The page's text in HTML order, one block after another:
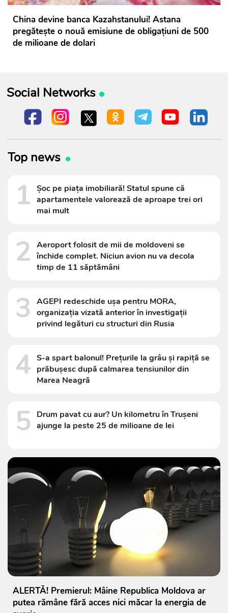
China devine banca Kazahstanului! Astana
pregătește o nouă emisiune de obligațiuni de 500
de milioane de dolari
Social Networks
Top news
1 Șoc pe piața imobiliară! Statul spune că
apartamentele valorează de aproape trei ori
mai mult
2 Aeroport folosit de mii de moldoveni se
închide complet. Niciun avion nu va decola
timp de 11 săptămâni
3
AGEPI redeschide ușa pentru MORA,
organizația vizată anterior în investigații
privind legături cu structuri din Rusia
4 S-a spart balonul! Prețurile la grâu și rapiță se
prăbușesc după calmarea tensiunilor din
Marea Neagră
5 Drum pavat cu aur? Un kilometru în Trușeni
ajunge la peste 25 de milioane de lei
ALERTĂ! Premierul: Mâine Republica Moldova ar
putea rămâne fără acces nici măcar la energia de